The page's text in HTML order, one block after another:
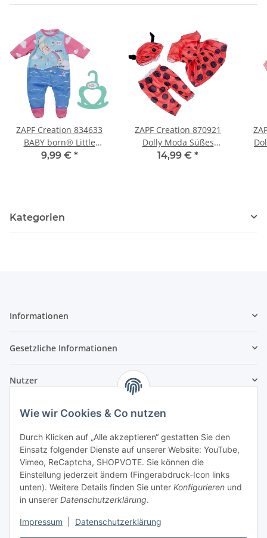
Wie wir Cookies & Co nutzen
Durch Klicken auf „Alle akzeptieren“ gestatten Sie den
Einsatz folgender Dienste auf unserer Website: YouTube,
Vimeo, ReCaptcha, SHOPVOTE. Sie können die
Einstellung jederzeit ändern (Fingerabdruck-Icon links
unten). Weitere Details finden Sie unter Konfigurieren und
in unserer Datenschutzerklärung.
Impressum Datenschutzerklärung
ZAPF Creation 834633
BABY born® Little
Strampler 36 cm
9,99 € *
ZAPF Creation 870921
Dolly Moda Süßes
Marienkäfer Outfit 39-46
14,99 € *
Kategorien
Informationen
Gesetzliche Informationen
Nutzer